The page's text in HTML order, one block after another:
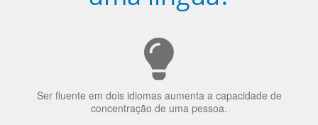
Ser fluente em dois idiomas aumenta a capacidade de
concentração de uma pessoa.